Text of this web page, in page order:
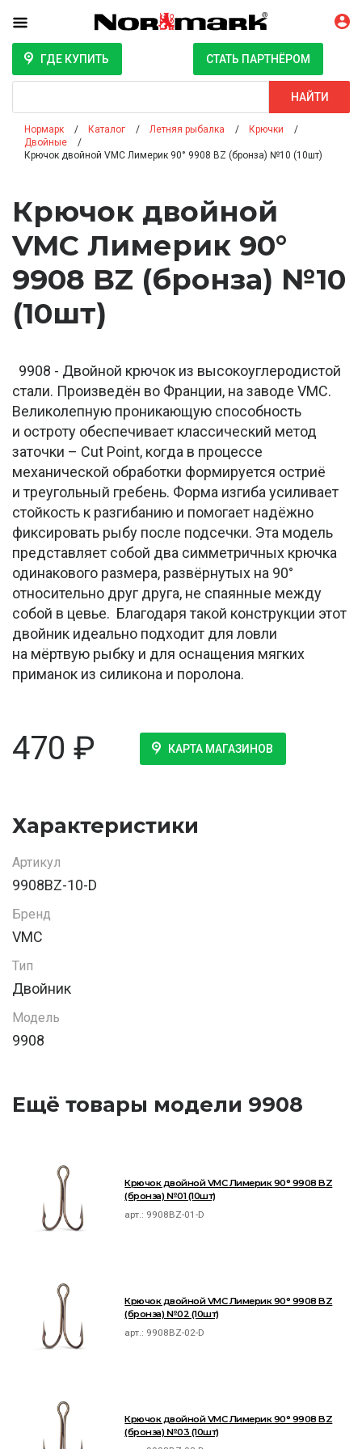
ГДЕ КУПИТЬ СТАТЬ ПАРТНЁРОМ
НАЙТИ
Нормарк Каталог Летняя рыбалка
Крючки
Двойные
Крючок двойной VMC Лимерик 90° 9908 BZ (бронза) №10 (10шт)
Крючок двойной
VMC Лимерик 90°
9908 BZ (бронза) №10
(10шт)
9908 - Двойной крючок из высокоуглеродистой
стали. Произведён во Франции, на заводе VMC.
Великолепную проникающую способность
и остроту обеспечивает классический метод
заточки – Cut Point, когда в процессе
механической обработки формируется остриё
и треугольный гребень. Форма изгиба усиливает
стойкость к разгибанию и помогает надёжно
фиксировать рыбу после подсечки. Эта модель
представляет собой два симметричных крючка
одинакового размера, развёрнутых на 90°
относительно друг друга, не спаянные между
собой в цевье. Благодаря такой конструкции этот
двойник идеально подходит для ловли
на мёртвую рыбку и для оснащения мягких
приманок из силикона и поролона.
470 ₽ КАРТА МАГАЗИНОВ
Характеристики
Артикул
9908BZ-10-D
Бренд
VMC
Тип
Двойник
Модель
9908
Ещё товары модели 9908
Крючок двойной VMC Лимерик 90° 9908 BZ
(бронза) №01 (10шт)
арт.: 9908BZ-01-D
Крючок двойной VMC Лимерик 90° 9908 BZ
(бронза) №02 (10шт)
арт.: 9908BZ-02-D
Крючок двойной VMC Лимерик 90° 9908 BZ
(бронза) №03 (10шт)